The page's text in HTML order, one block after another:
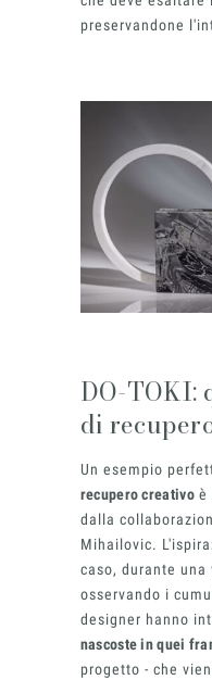
preservandone
DO-TOKI:
di
Un esempio
recupero creativoè
dalla
Mihailovic.
caso, durante
osservando i
designer hanno
nascoste in quei
progetto - che